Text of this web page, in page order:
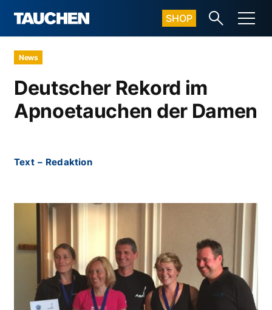
SHOP
News
Deutscher Rekord im
Apnoetauchen der Damen
Text – Redaktion